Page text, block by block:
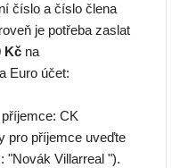
číslo a číslo člena
je potřeba zaslat
Kč na
Euro účet:
CK
pro příjemce uveďte
"Novák Villarreal ").